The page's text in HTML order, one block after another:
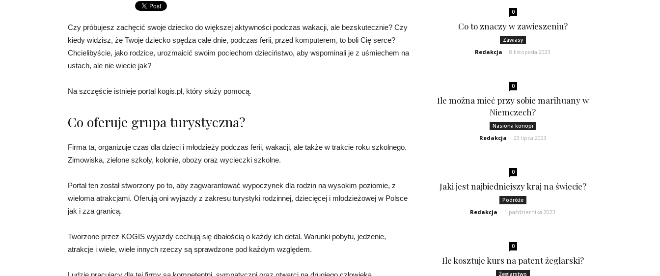
Czy próbujesz zachęcić swoje dziecko do większej aktywności podczas wakacji, ale bezskutecznie? Czy
kiedy widzisz, że Twoje dziecko spędza całe dnie, podczas ferii, przed komputerem, to boli Cię serce?
Chcielibyście, jako rodzice, urozmaicić swoim pociechom dzieciństwo, aby wspominali je z uśmiechem na
ustach, ale nie wiecie jak?
Na szczęście istnieje portal kogis.pl, który służy pomocą.
Co oferuje grupa turystyczna?
Firma ta, organizuje czas dla dzieci i młodzieży podczas ferii, wakacji, ale także w trakcie roku szkolnego.
Zimowiska, zielone szkoły, kolonie, obozy oraz wycieczki szkolne.
Portal ten został stworzony po to, aby zagwarantować wypoczynek dla rodzin na wysokim poziomie, z
wieloma atrakcjami. Oferują oni wyjazdy z zakresu turystyki rodzinnej, dziecięcej i młodzieżowej w Polsce
jak i zza granicą.
Tworzone przez KOGIS wyjazdy cechują się dbałością o każdy ich detal. Warunki pobytu, jedzenie,
atrakcje i wiele, wiele innych rzeczy są sprawdzone pod każdym względem.
0
Co to znaczy w zawieszeniu?
Zawiasy
Redakcja - 8 listopada 2023
0
Ile można mieć przy sobie marihuany w
Niemczech?
Nasiona konopi
Redakcja - 23 lipca 2023
0
Jaki jest najbiedniejszy kraj na świecie?
Podróże
Redakcja - 1 października 2023
0
Ile kosztuje kurs na patent żeglarski?
Żeglarstwo